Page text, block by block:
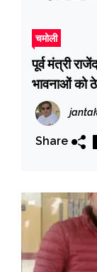
चमोली
पूर्व मंत्री
भावनाओं को
Share